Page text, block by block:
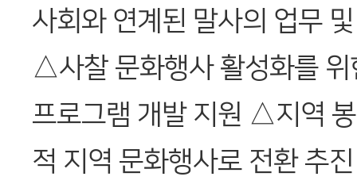
사회와 연계된 말사의 업무
△사찰 문화행사 활성화를
프로그램 개발 지원 △지역
적 지역 문화행사로 전환 추